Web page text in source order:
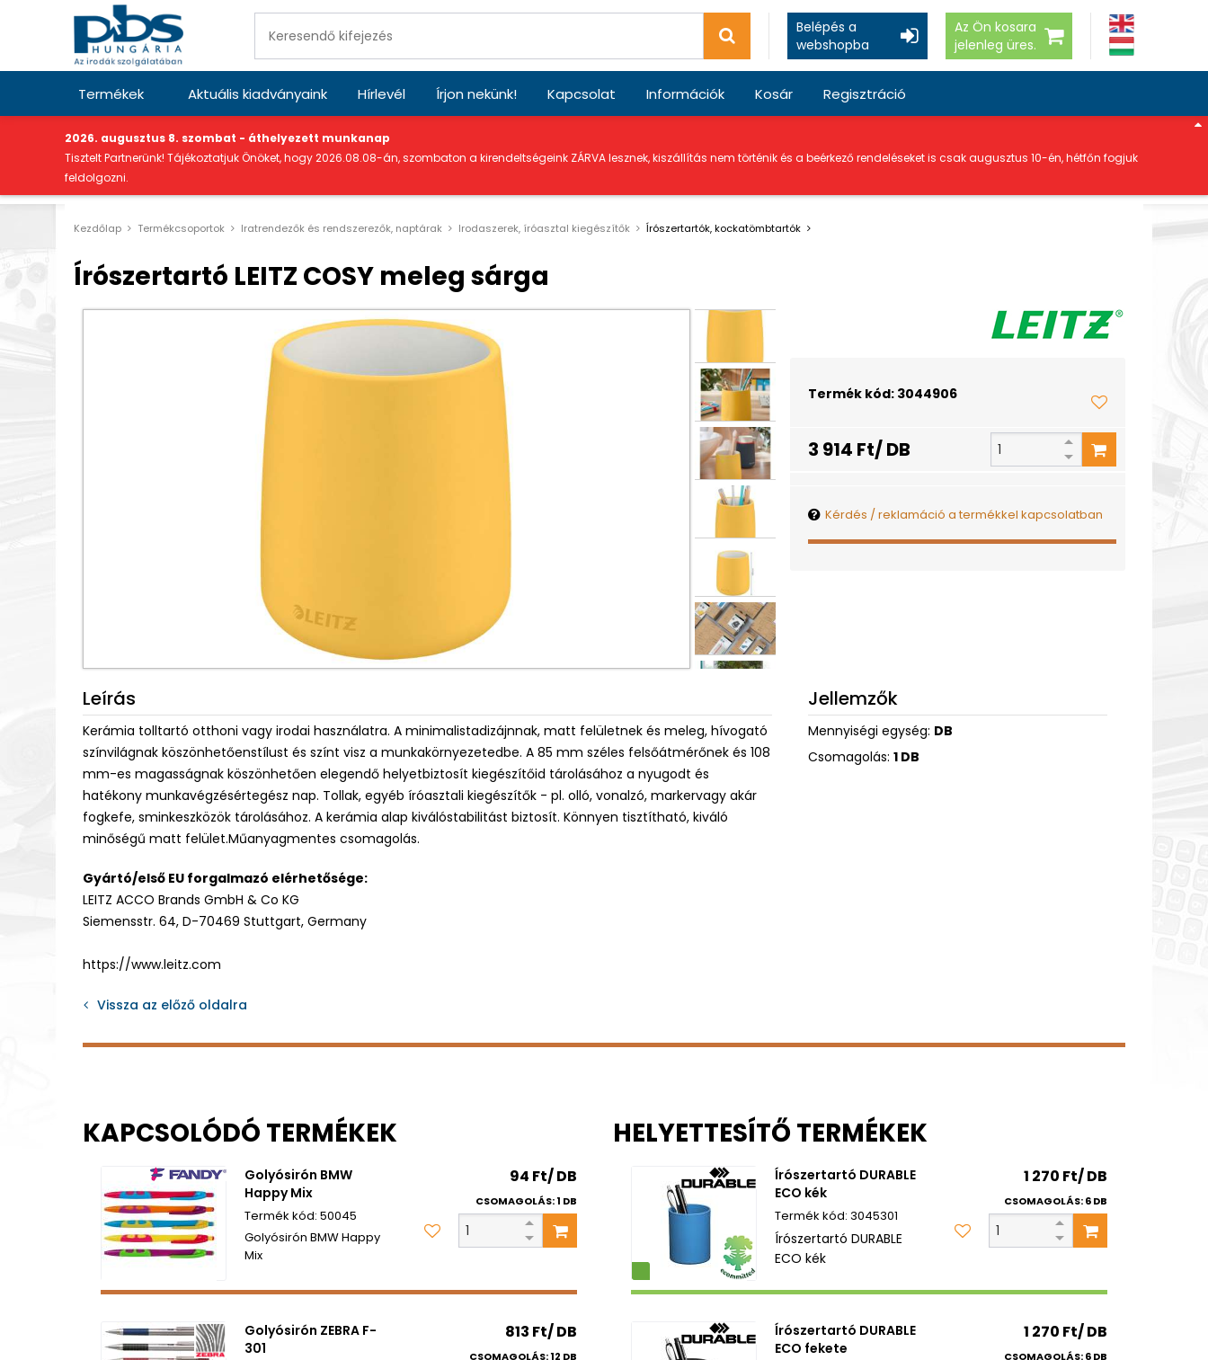
Belépés a
webshopba
Az Ön kosara
jelenleg üres.
Termékek Aktuális kiadványaink Hírlevél Írjon nekünk! Kapcsolat Információk Kosár Regisztráció
2026. augusztus 8. szombat - áthelyezett munkanap
Tisztelt Partnerünk! Tájékoztatjuk Önöket, hogy 2026.08.08-án, szombaton a kirendeltségeink ZÁRVA lesznek, kiszállítás nem történik és a beérkező rendeléseket is csak augusztus 10-én, hétfőn fogjuk
feldolgozni.
Kezdőlap Termékcsoportok Iratrendezők és rendszerezők, naptárak Irodaszerek, íróasztal kiegészítők ĺrószertartók, kockatömbtartók
Írószertartó LEITZ COSY meleg sárga
Termék kód: 3044906
3 914 Ft/ DB
Kérdés / reklamáció a termékkel kapcsolatban
Leírás
Kerámia tolltartó otthoni vagy irodai használatra. A minimalistadizájnnak, matt felületnek és meleg, hívogató
színvilágnak köszönhetőenstílust és színt visz a munkakörnyezetedbe. A 85 mm széles felsőátmérőnek és 108
mm-es magasságnak köszönhetően elegendő helyetbiztosít kiegészítőid tárolásához a nyugodt és
hatékony munkavégzésértegész nap. Tollak, egyéb íróasztali kiegészítők - pl. olló, vonalzó, markervagy akár
fogkefe, sminkeszközök tárolásához. A kerámia alap kiválóstabilitást biztosít. Könnyen tisztítható, kiváló
minőségű matt felület.Műanyagmentes csomagolás.
Gyártó/első EU forgalmazó elérhetősége:
LEITZ ACCO Brands GmbH & Co KG
Siemensstr. 64, D-70469 Stuttgart, Germany
https://www.leitz.com
Jellemzők
Mennyiségi egység: DB
Csomagolás: 1 DB
Vissza az előző oldalra
KAPCSOLÓDÓ TERMÉKEK
Golyósirón BMW
Happy Mix
50045
Golyósirón BMW Happy
Mix
94 Ft/ DB
CSOMAGOLÁS: 1 DB
Golyósirón ZEBRA F-
301
813 Ft/ DB
CSOMAGOLÁS: 12 DB
HELYETTESÍTŐ TERMÉKEK
Írószertartó DURABLE
ECO kék
3045301
Írószertartó DURABLE
ECO kék
1 270 Ft/ DB
CSOMAGOLÁS: 6 DB
Írószertartó DURABLE
ECO fekete
1 270 Ft/ DB
CSOMAGOLÁS: 6 DB